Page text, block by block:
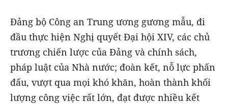
Đảng bộ Công an Trung ương gương mẫu, đi
đầu thực hiện Nghị quyết Đại hội XIV, các chủ
trương chiến lược của Đảng và chính sách,
pháp luật của Nhà nước; đoàn kết, nỗ lực phấn
đấu, vượt qua mọi khó khăn, hoàn thành khối
lượng công việc rất lớn, đạt được nhiều kết